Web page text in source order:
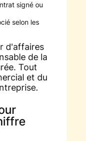
signé ou
selon les
d'affaires
de la
Tout
et du